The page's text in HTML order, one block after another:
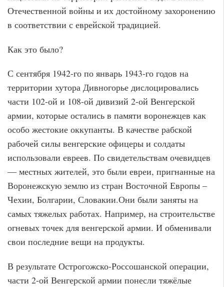
Отечественной войны и их достойному захоронению
в соответствии с еврейской традицией.
Как это было?
С сентября 1942-го по январь 1943-го годов на
территории хутора Дивногорье дислоцировались
части 102-ой и 108-ой дивизий 2-ой Венгерской
армии, которые остались в памяти воронежцев как
особо жестокие оккупанты. В качестве рабской
рабочей силы венгерские офицеры и солдаты
использовали евреев. По свидетельствам очевидцев
— местных жителей, это были евреи, пригнанные на
Воронежскую землю из стран Восточной Европы –
Чехии, Болгарии, Словакии.Они были заняты на
самых тяжелых работах. Например, на строительстве
огневых точек для венгерской армии. И обменивали
свои последние вещи на продукты.
В результате Острогожско-Россошанской операции,
части 2-ой Венгерской армии понесли тяжёлые